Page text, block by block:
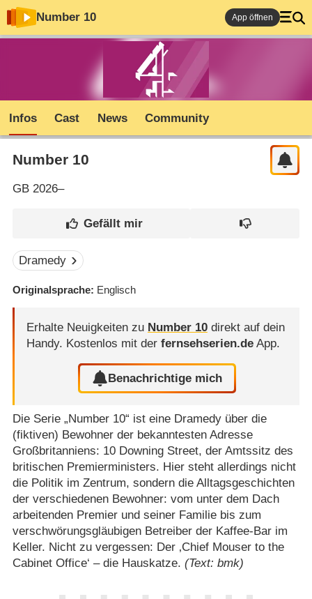
Number 10 App öffnen
Infos Cast News Community
Number 10
GB2026–
Dramedy
Originalsprache Englisch
Erhalte Neuigkeiten zu Number 10direkt auf dein
Handy. Kostenlos mit der fernsehserien.deApp.
Benachrichtige mich
Die Serie „Number 10“ ist eine Dramedy über die
(fiktiven) Bewohner der bekanntesten Adresse
Großbritanniens: 10 Downing Street, der Amtssitz des
britischen Premierministers. Hier steht allerdings nicht
die Politik im Zentrum, sondern die Alltagsgeschichten
der verschiedenen Bewohner: vom unter dem Dach
arbeitenden Premier und seiner Familie bis zum
verschwörungsgläubigen Betreiber der Kaffee-Bar im
Keller. Nicht zu vergessen: Der ‚Chief Mouser to the
Cabinet Office‘ – die Hauskatze. (Text: bmk)